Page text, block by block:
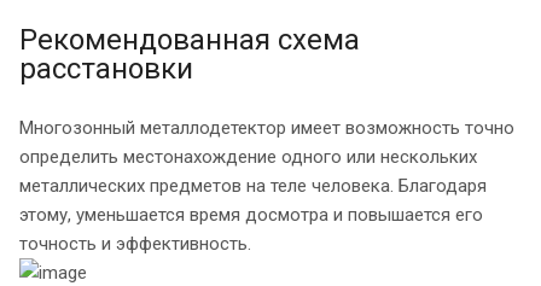
Рекомендованная схема
расстановки
Многозонный металлодетектор имеет возможность точно
определить местонахождение одного или нескольких
металлических предметов на теле человека. Благодаря
этому, уменьшается время досмотра и повышается его
точность и эффективность.